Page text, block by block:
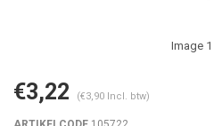
Image 1
€3,22 (€3,90 Incl. btw)